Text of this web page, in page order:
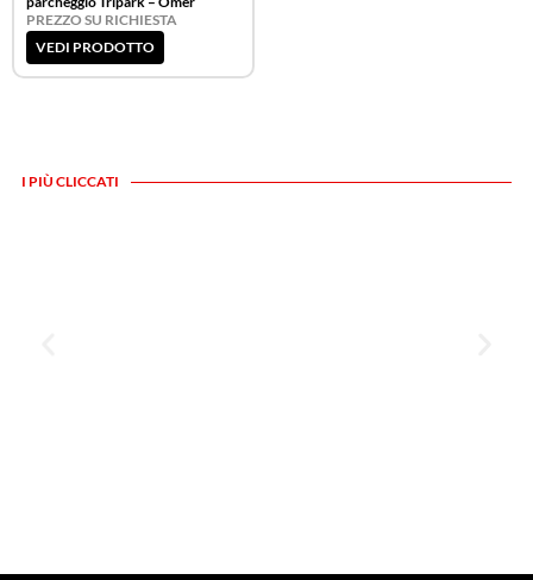
PREZZO SU RICHIESTA
VEDI PRODOTTO
I PIÙ CLICCATI